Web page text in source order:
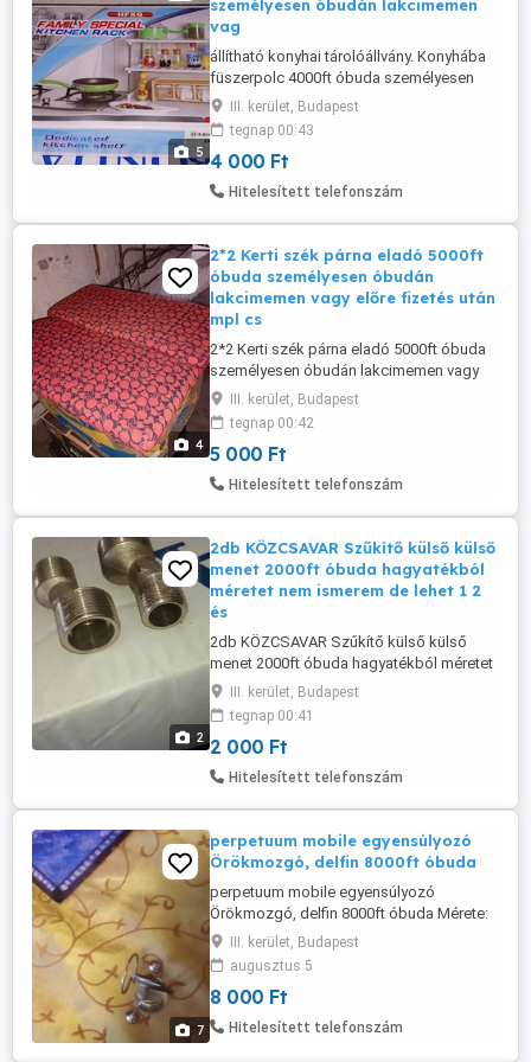
5
személyesen óbudán lakcimemen
vag
állítható konyhai tárolóállvány. Konyhába
füszerpolc 4000ft óbuda személyesen
óbudán lakcimemen vagy előre fizetés
után mpl csomagautomatába +3000ft 36
50 104 8272 Állítható, két szintes
tárolóállvány konyhai eszközök, edények
és fűszerek rendszerezésére. Kompakt
egyaránt, ...
III. kerület, Budapest
tegnap 00:43
4 000 Ft
Hitelesített telefonszám
4
2*2 Kerti szék párna eladó 5000ft
óbuda személyesen óbudán
lakcimemen vagy előre fizetés után
mpl cs
2*2 Kerti szék párna eladó 5000ft óbuda
személyesen óbudán lakcimemen vagy
előre fizetés után mpl csomagautomata
+3000ft 36 50 104 8272
III. kerület, Budapest
tegnap 00:42
5 000 Ft
Hitelesített telefonszám
2
2db KÖZCSAVAR Szűkítő külső külső
menet 2000ft óbuda hagyatékból
méretet nem ismerem de lehet 1 2
és
2db KÖZCSAVAR Szűkítő külső külső
menet 2000ft óbuda hagyatékból méretet
nem ismerem de lehet 1 2 és 3 4 és ha jól
gondolom akkor vízmérőhőz vagy
mosógéphez személyes átvétel óbudán
lakcimemen posta kizárolag előre fizetés
után pl ajánlot küldeményként 2500ft
III. kerület, Budapest
tegnap 00:41
2 000 Ft
Hitelesített telefonszám
7
perpetuum mobile egyensúlyozó
Örökmozgó, delfin 8000ft óbuda
perpetuum mobile egyensúlyozó
Örökmozgó, delfin 8000ft óbuda Mérete:
7 cm magas, 4,5 cm széles, 3 cm mély
személyes átvétel óbudán lakcimemen
posta kizárolag előre fizetés után mpl
csomagautomatába +1500ft
III. kerület, Budapest
augusztus 5
8 000 Ft
Hitelesített telefonszám